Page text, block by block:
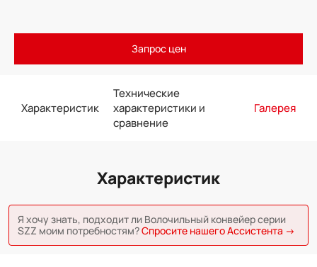
Запрос цен
Характеристик
Технические
характеристики и
сравнение
Галерея
Характеристик
Я хочу знать, подходит ли Волочильный конвейер серии
SZZ моим потребностям?Спросите нашего Ассистента →